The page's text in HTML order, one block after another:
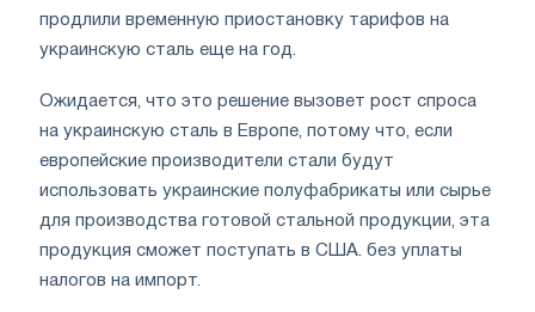
продлили временную приостановку тарифов на
украинскую сталь еще на год.
Ожидается, что это решение вызовет рост спроса
на украинскую сталь в Европе, потому что, если
европейские производители стали будут
использовать украинские полуфабрикаты или сырье
для производства готовой стальной продукции, эта
продукция сможет поступать в США. без уплаты
налогов на импорт.